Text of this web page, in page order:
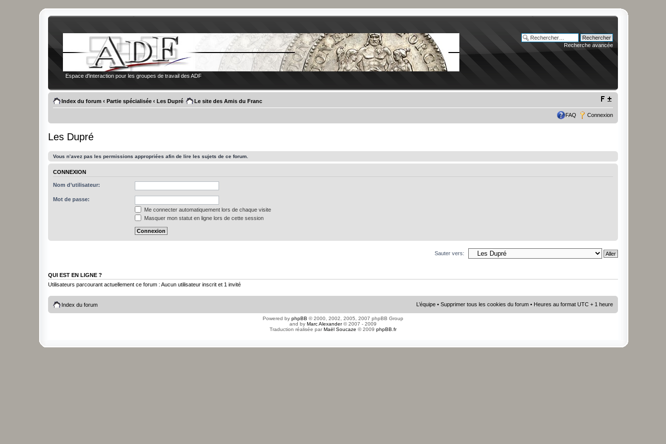
Espace d'interaction pour les groupes de travail des ADF
Recherche avancée
Index du forum ‹ Partie spécialisée ‹ Les Dupré Le site des Amis du Franc
FAQ Connexion
Les Dupré
Vous n’avez pas les permissions appropriées afin de lire les sujets de ce forum.
CONNEXION
Nom d’utilisateur:
Mot de passe:
Me connecter automatiquement lors de chaque visite
Masquer mon statut en ligne lors de cette session
Sauter vers:
QUI EST EN LIGNE ?
Utilisateurs parcourant actuellement ce forum : Aucun utilisateur inscrit et 1 invité
Index du forum L’équipe • Supprimer tous les cookies du forum • Heures au format UTC + 1 heure
Powered by phpBB © 2000, 2002, 2005, 2007 phpBB Group
and by Marc Alexander© 2007 - 2009
Traduction réalisée parMaël Soucaze © 2009 phpBB.fr